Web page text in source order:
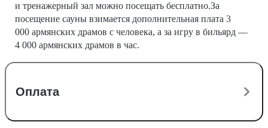
и тренажерный зал можно посещать бесплатно.За
посещение сауны взимается дополнительная плата 3
000 армянских драмов с человека, а за игру в бильярд —
4 000 армянских драмов в час.
Оплата